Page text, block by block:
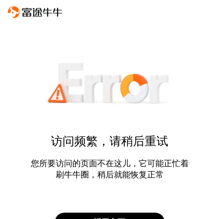
访问频繁，请稍后重试
您所要访问的页面不在这儿，它可能正忙着
刷牛牛圈，稍后就能恢复正常